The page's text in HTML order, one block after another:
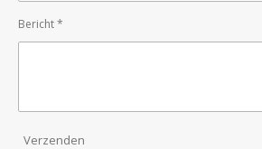
Bericht *
Verzenden